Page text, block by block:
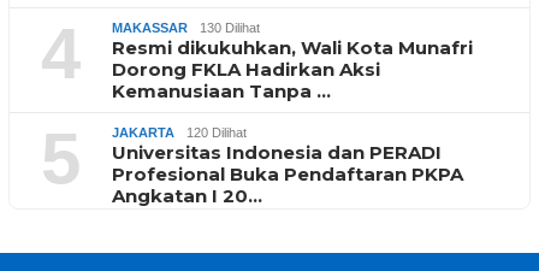
4 MAKASSAR 130 Dilihat
Resmi dikukuhkan, Wali Kota Munafri
Dorong FKLA Hadirkan Aksi
Kemanusiaan Tanpa …
5 JAKARTA 120 Dilihat
Universitas Indonesia dan PERADI
Profesional Buka Pendaftaran PKPA
Angkatan I 20…